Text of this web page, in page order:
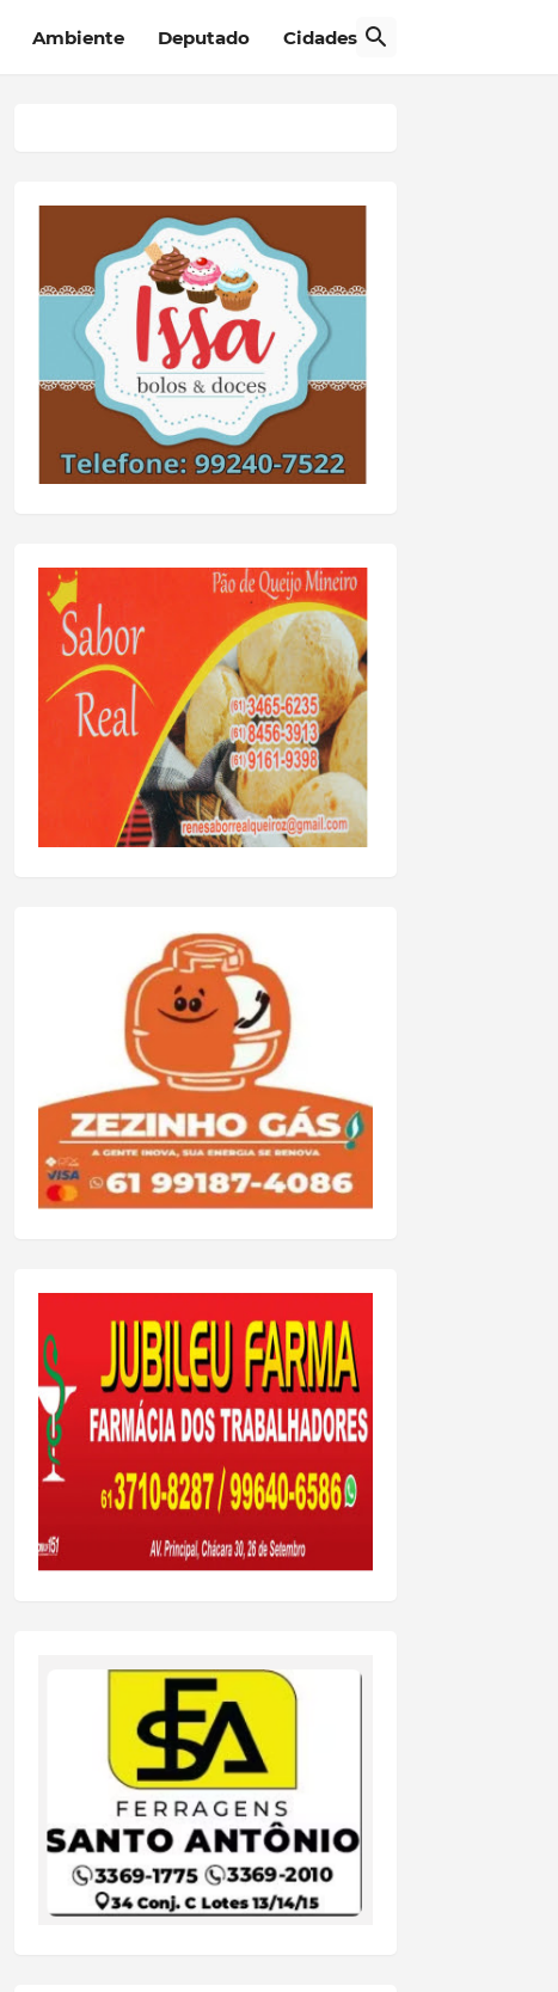
Ambiente Deputado Cidades